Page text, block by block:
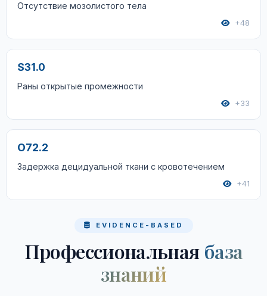
Отсутствие мозолистого тела
+48
S31.0
Раны открытые промежности
+33
O72.2
Задержка децидуальной ткани с кровотечением
+41
EVIDENCE-BASED
Профессиональная база
знаний